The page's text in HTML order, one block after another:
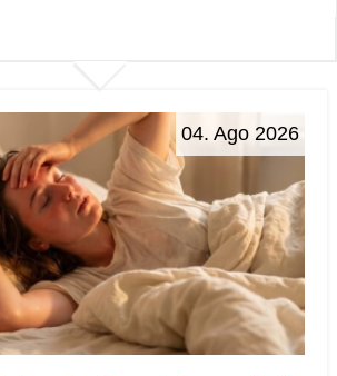
04. Ago 2026